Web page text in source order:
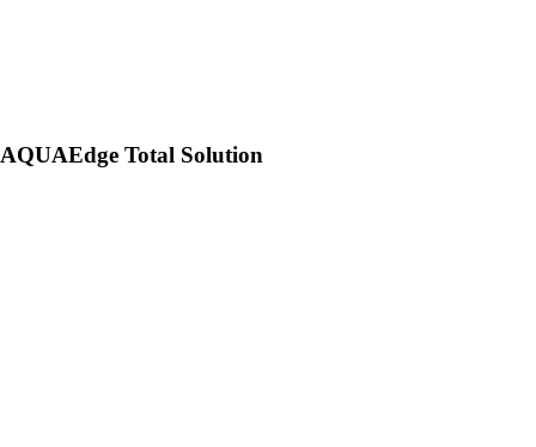
AQUAEdge Total Solution